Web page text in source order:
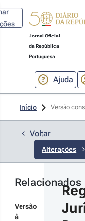
Jornal Oficial
da República
Portuguesa
Ajuda
Início Versão
Voltar
Alterações
Lei
115/2025
Série
o
(UE)
1640,
detalhesRelacionados
Versão
à